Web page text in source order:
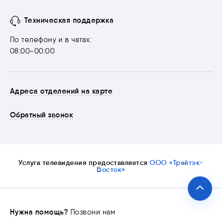
Техническая поддержка
По телефону и в чатах:
08:00-00:00
Адреса отделений на карте
Обратный звонок
Услуга телевидения предоставляетсяООО «Трайтэк-
Восток»
Нужна помощь? Позвони нам